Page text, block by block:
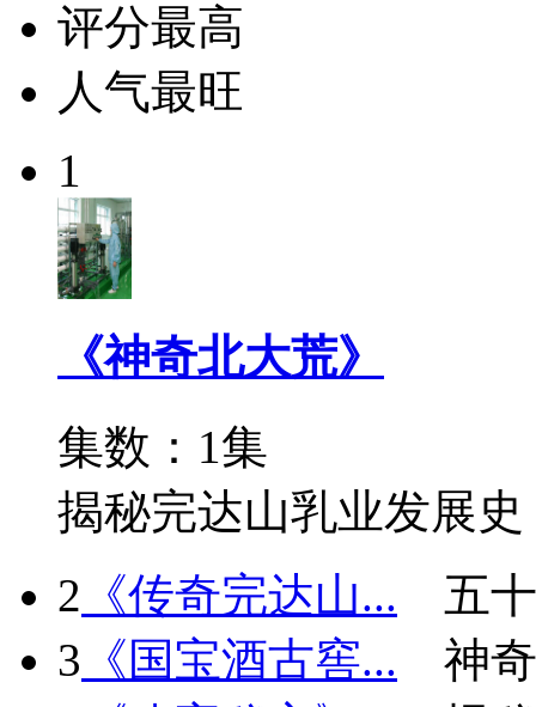
评分最高
人气最旺
1
《神奇北大荒》
集数：1集
揭秘完达山乳业发展史
2 《传奇完达山...
五
3 《国宝酒古窖...
神